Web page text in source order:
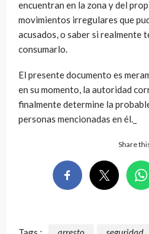
encuentran en la zona y del
movimientos irregulares que
acusados, o saber si realmente
consumarlo.
El presente documento es
en su momento, la autoridad
finalmente determine la
personas mencionadas en él._
Share